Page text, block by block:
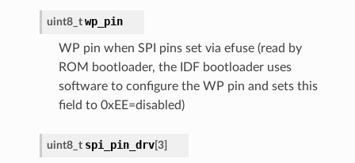
uint8_t wp_pin
WP pin when SPI pins set via efuse (read by
ROM bootloader, the IDF bootloader uses
software to configure the WP pin and sets this
field to 0xEE=disabled)
uint8_t spi_pin_drv[3]